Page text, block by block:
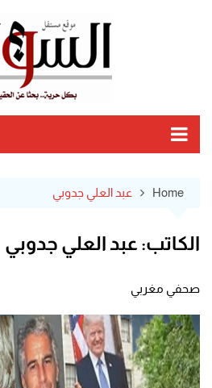
Home عبد العلي جدوبي
الكاتب:عبد العلي جدوبي
صحفي مغربي